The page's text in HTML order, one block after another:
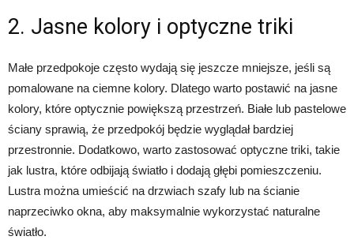
2. Jasne kolory i optyczne triki
Małe przedpokoje często wydają się jeszcze mniejsze, jeśli są
pomalowane na ciemne kolory. Dlatego warto postawić na jasne
kolory, które optycznie powiększą przestrzeń. Białe lub pastelowe
ściany sprawią, że przedpokój będzie wyglądał bardziej
przestronnie. Dodatkowo, warto zastosować optyczne triki, takie
jak lustra, które odbijają światło i dodają głębi pomieszczeniu.
Lustra można umieścić na drzwiach szafy lub na ścianie
naprzeciwko okna, aby maksymalnie wykorzystać naturalne
światło.